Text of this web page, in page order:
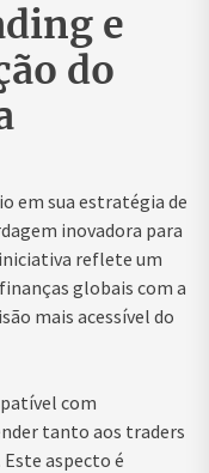
e
do
em sua estratégia de
inovadora para
reflete um
globais com a
mais acessível do
com
tanto aos traders
aspecto é